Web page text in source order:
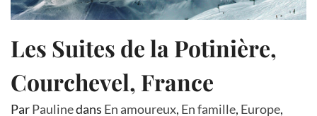
Les Suites de la Potinière,
Courchevel, France
ParPaulinedans En amoureux, En famille, Europe,